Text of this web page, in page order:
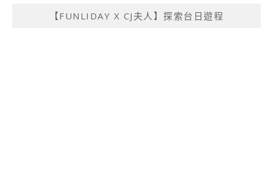
【FUNLIDAY X CJ夫人】探索台日遊程